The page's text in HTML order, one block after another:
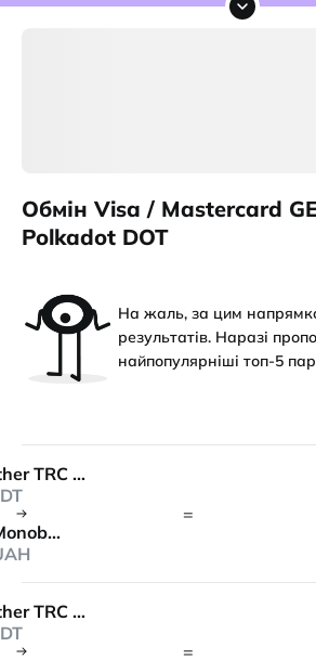
Обмін Visa / Mastercard
Polkadot DOT
На жаль, за цим
результатів. Наразі
найпопулярніші топ-5
Tether TRC 20
Monobank
=
Tether TRC 20
=